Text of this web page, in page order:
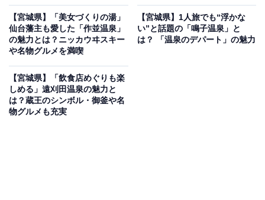
おすすめは「ニッカウヰスキー宮城峡蒸溜所」の見学と
試飲体験で、広瀬川と新川が合流する豊かな自然環境の
中で熟成されたウイスキーの深い味わいを楽しめます。
ウイスキーやジュースを飲み比べられます。
また、明治23年創業の老舗「定義とうふ店」の三角定義
【宮城県】「美女づくりの湯」
仙台藩主も愛した「作並温泉」
の魅力とは？ニッカウヰスキー
や名物グルメを満喫
【宮城県】1人旅でも“浮かな
い”と話題の「鳴子温泉」と
は？ 「温泉のデパート」の魅力
【宮城県】「飲食店めぐりも楽
しめる」遠刈田温泉の魅力と
は？蔵王のシンボル・御釜や名
物グルメも充実